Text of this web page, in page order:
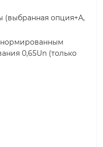
(выбранная опция+А,
нормированным
0,65Un (только